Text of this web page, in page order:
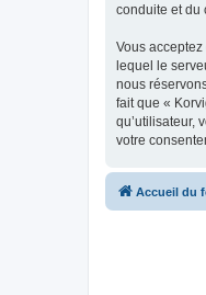
conduite et du
Vous
lequel le
nous
fait que «
qu’utilisateur,
votre
Accueil du